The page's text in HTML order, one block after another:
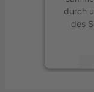
durch
des